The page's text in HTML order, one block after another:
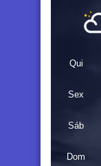
Qui
Sex
Sáb
Dom